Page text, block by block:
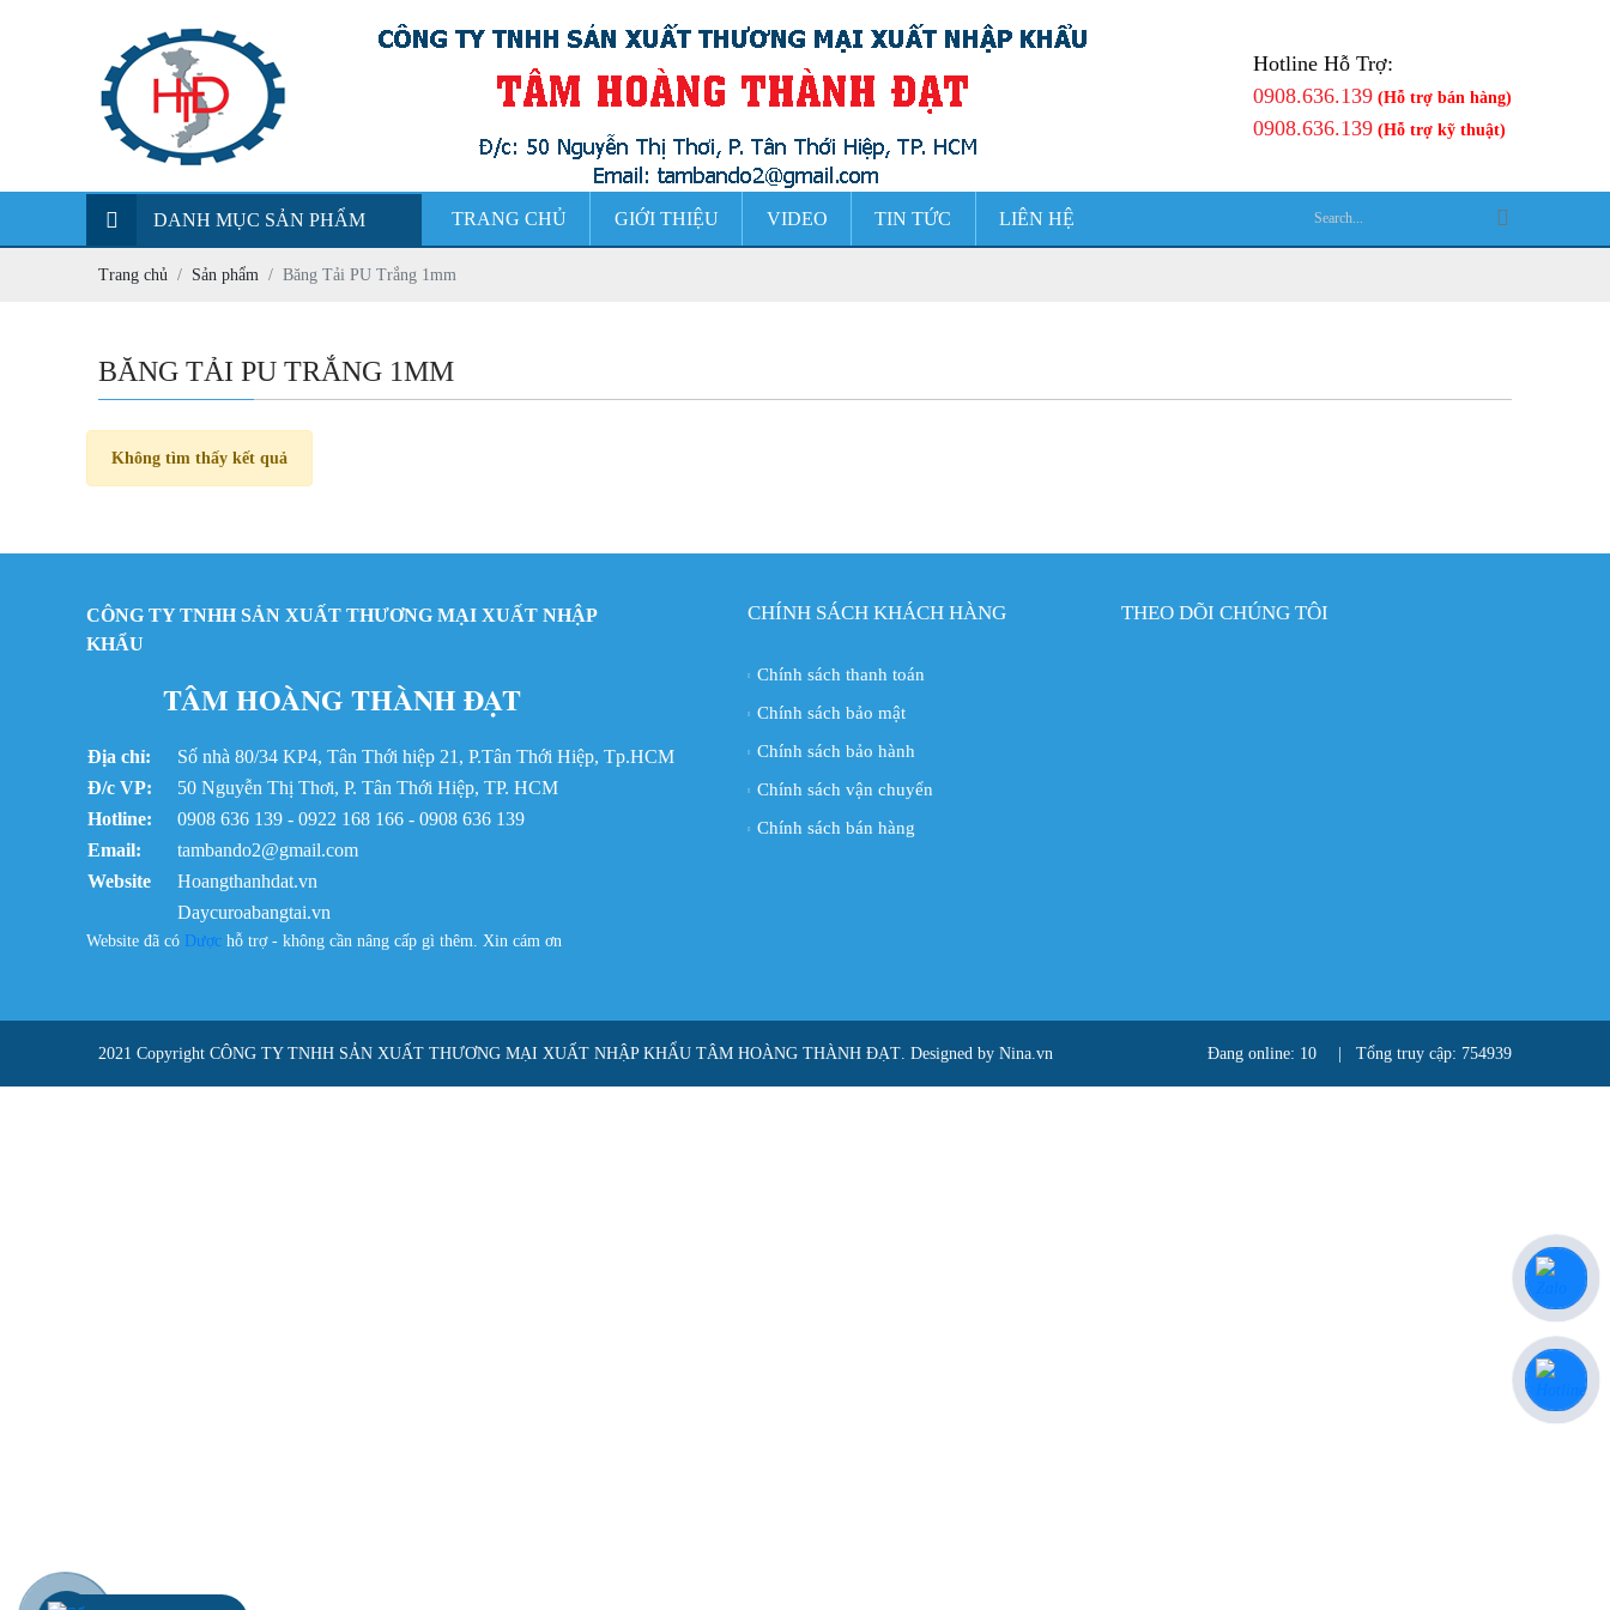
Hotline Hỗ Trợ:
0908.636.139 (Hỗ trợ bán hàng)
0908.636.139 (Hỗ trợ kỹ thuật)
TRANG CHỦ GIỚI THIỆU VIDEO TIN TỨC LIÊN HỆ
DANH MỤC SẢN PHẨM
Trang chủ Sản phẩm Băng Tải PU Trắng 1mm
BĂNG TẢI PU TRẮNG 1MM
Không tìm thấy kết quả
CÔNG TY TNHH SẢN XUẤT THƯƠNG MẠI XUẤT NHẬP
KHẨU
TÂM HOÀNG THÀNH ĐẠT
Địa chỉ:
Số nhà 80/34 KP4, Tân Thới hiệp 21, P.Tân Thới Hiệp, Tp.HCM
Đ/c VP:
50 Nguyễn Thị Thơi, P. Tân Thới Hiệp, TP. HCM
Hotline:
0908 636 139 - 0922 168 166 - 0908 636 139
Email:
tambando2@gmail.com
Website
Hoangthanhdat.vn
Daycuroabangtai.vn
Website đã có Dược hỗ trợ - không cần nâng cấp gì thêm. Xin cám ơn
CHÍNH SÁCH KHÁCH HÀNG
Chính sách thanh toán
Chính sách bảo mật
Chính sách bảo hành
Chính sách vận chuyển
Chính sách bán hàng
THEO DÕI CHÚNG TÔI
2021 Copyright CÔNG TY TNHH SẢN XUẤT THƯƠNG MẠI XUẤT NHẬP KHẨU TÂM HOÀNG THÀNH ĐẠT. Designed by Nina.vn Đang online: 10 Tổng truy cập: 754939